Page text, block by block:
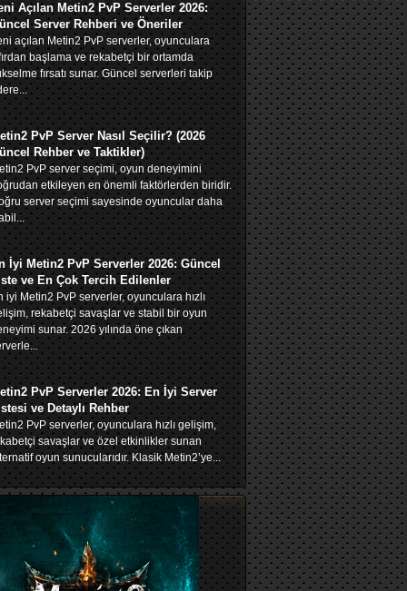
Açılan Metin2 PvP Serverler 2026:
Server Rehberi ve Öneriler
açılan Metin2 PvP serverler, oyunculara
başlama ve rekabetçi bir ortamda
fırsatı sunar. Güncel serverleri takip
PvP Server Nasıl Seçilir? (2026
Rehber ve Taktikler)
PvP server seçimi, oyun deneyimini
etkileyen en önemli faktörlerden biridir.
server seçimi sayesinde oyuncular daha
İyi Metin2 PvP Serverler 2026: Güncel
ve En Çok Tercih Edilenler
iyi Metin2 PvP serverler, oyunculara hızlı
rekabetçi savaşlar ve stabil bir oyun
sunar. 2026 yılında öne çıkan
PvP Serverler 2026: En İyi Server
ve Detaylı Rehber
PvP serverler, oyunculara hızlı gelişim,
savaşlar ve özel etkinlikler sunan
oyun sunucularıdır. Klasik Metin2’ye...